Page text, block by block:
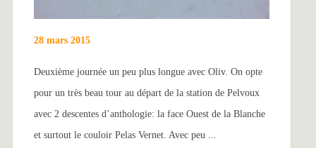
28 mars 2015
Deuxième journée un peu plus longue avec Oliv. On opte
pour un très beau tour au départ de la station de Pelvoux
avec 2 descentes d’anthologie: la face Ouest de la Blanche
et surtout le couloir Pelas Vernet. Avec peu ...